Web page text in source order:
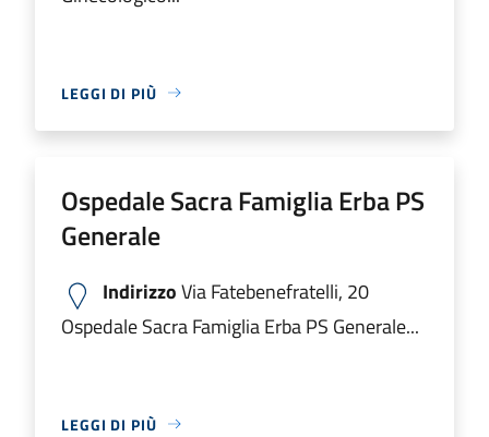
LEGGI DI PIÙ
Ospedale Sacra Famiglia Erba PS
Generale
IndirizzoVia Fatebenefratelli, 20
Ospedale Sacra Famiglia Erba PS Generale...
LEGGI DI PIÙ